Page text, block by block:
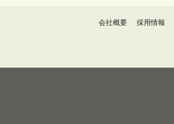
会社概要 採用情報